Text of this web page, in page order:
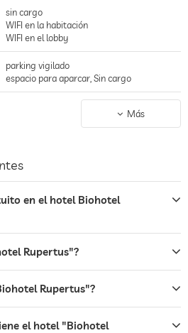
sin cargo
WIFI en la habitación
WIFI en el lobby
parking vigilado
espacio para aparcar, Sin cargo
Más
en el hotel Biohotel
Rupertus"?
Rupertus"?
el hotel "Biohotel